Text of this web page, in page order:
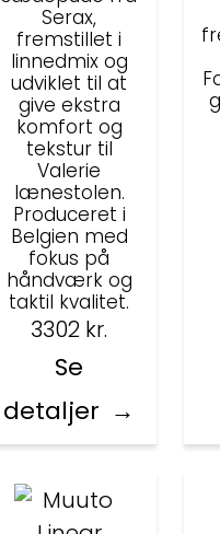
Serax,
fremstillet i
linnedmix og
udviklet til at
give ekstra
komfort og
tekstur til
Valerie
lænestolen.
Produceret i
Belgien med
fokus på
håndværk og
taktil kvalitet.
3302 kr.
Se
detaljer